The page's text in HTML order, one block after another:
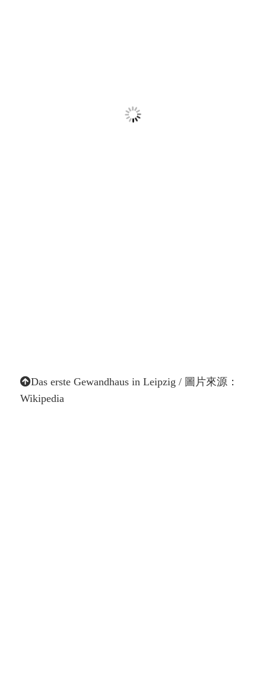
Das erste Gewandhaus in Leipzig / 圖片來源：
Wikipedia